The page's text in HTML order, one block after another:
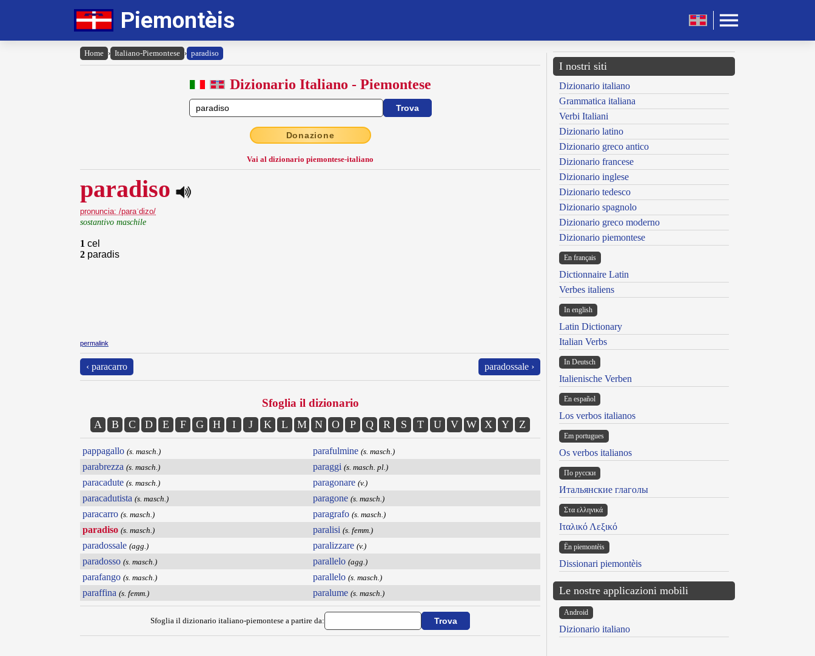
Piemontèis
Home › Italiano-Piemontese › paradiso
Dizionario Italiano - Piemontese
Donazione
Vai al dizionario piemontese-italiano
paradiso
pronuncia: /paraˈdizo/
sostantivo maschile
1 cel
2 paradis
permalink
‹ paracarro paradossale ›
Sfoglia il dizionario
A B C D E F G H I J K L M N O P Q R S T U V W X Y Z
pappagallo (s. masch.)
parabrezza (s. masch.)
paracadute (s. masch.)
paracadutista (s. masch.)
paracarro (s. masch.)
paradiso (s. masch.)
paradossale (agg.)
paradosso (s. masch.)
parafango (s. masch.)
paraffina (s. femm.)
parafulmine (s. masch.)
paraggi (s. masch. pl.)
paragonare (v.)
paragone (s. masch.)
paragrafo (s. masch.)
paralisi (s. femm.)
paralizzare (v.)
parallelo (agg.)
parallelo (s. masch.)
paralume (s. masch.)
Sfoglia il dizionario italiano-piemontese a partire da:
I nostri siti
Dizionario italiano
Grammatica italiana
Verbi Italiani
Dizionario latino
Dizionario greco antico
Dizionario francese
Dizionario inglese
Dizionario tedesco
Dizionario spagnolo
Dizionario greco moderno
Dizionario piemontese
En français
Dictionnaire Latin
Verbes italiens
In english
Latin Dictionary
Italian Verbs
In Deutsch
Italienische Verben
En español
Los verbos italianos
Em portugues
Os verbos italianos
По русски
Итальянские глаголы
Στα ελληνικά
Ιταλικό Λεξικό
Ën piemontèis
Dissionari piemontèis
Le nostre applicazioni mobili
Android
Dizionario italiano